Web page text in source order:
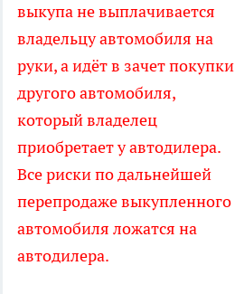
выкупа не выплачивается
владельцу автомобиля на
руки, а идёт в зачет покупки
другого автомобиля,
который владелец
приобретает у автодилера.
Все риски по дальнейшей
перепродаже выкупленного
автомобиля ложатся на
автодилера.